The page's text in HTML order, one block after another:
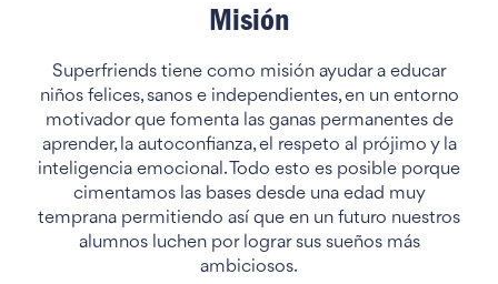
Misión
Superfriends tiene como misión ayudar a educar
niños felices, sanos e independientes, en un entorno
motivador que fomenta las ganas permanentes de
aprender, la autoconfianza, el respeto al prójimo y la
inteligencia emocional. Todo esto es posible porque
cimentamos las bases desde una edad muy
temprana permitiendo así que en un futuro nuestros
alumnos luchen por lograr sus sueños más
ambiciosos.